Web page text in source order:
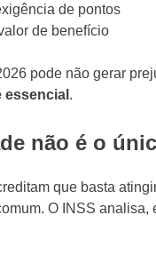
de pontos
de benefício
pode não gerar
.
não é o
que basta
O INSS analisa,